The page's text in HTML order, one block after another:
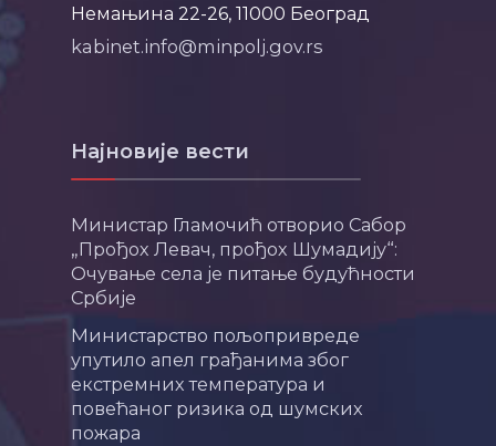
Немањина 22-26, 11000 Београд
kabinet.info@minpolj.gov.rs
Најновије вести
Министар Гламочић отворио Сабор
„Прођох Левач, прођох Шумадију“:
Очување села је питање будућности
Србије
Министарство пољопривреде
упутило апел грађанима због
екстремних температура и
повећаног ризика од шумских
пожара